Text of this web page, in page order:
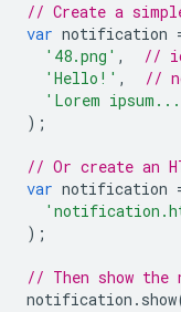
// Create a
var notification
'48.png' ,
//
'Hello!' ,
//
'Lorem
);
// Or create an
var notification
);
// Then show
notification . show